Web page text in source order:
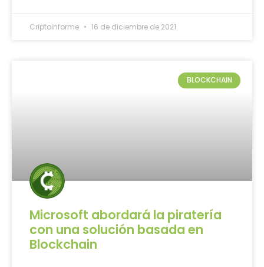
Criptoinforme 16 de diciembre de 2021
BLOCKCHAIN
Microsoft abordará la piratería
con una solución basada en
Blockchain